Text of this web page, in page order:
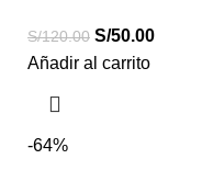
S/120.00 S/50.00
Añadir al carrito
-64%